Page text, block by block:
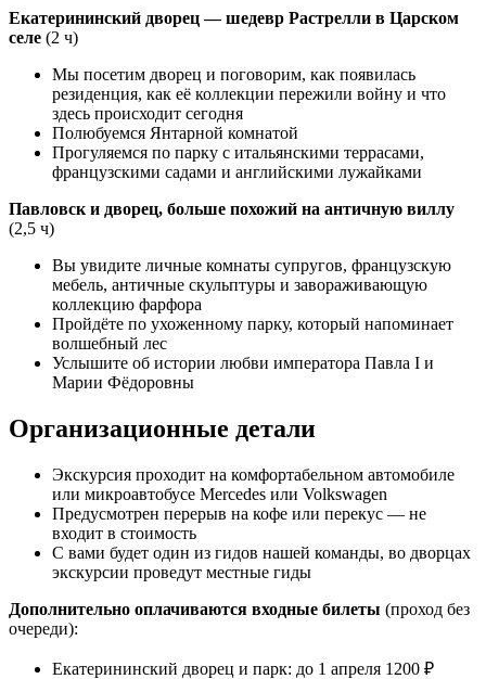
Екатерининский дворец — шедевр Растрелли в Царском
селе (2 ч)
Мы посетим дворец и поговорим, как появилась
резиденция, как её коллекции пережили войну и что
здесь происходит сегодня
Полюбуемся Янтарной комнатой
Прогуляемся по парку с итальянскими террасами,
французскими садами и английскими лужайками
Павловск и дворец, больше похожий на античную виллу
(2,5 ч)
Вы увидите личные комнаты супругов, французскую
мебель, античные скульптуры и завораживающую
коллекцию фарфора
Пройдёте по ухоженному парку, который напоминает
волшебный лес
Услышите об истории любви императора Павла I и
Марии Фёдоровны
Организационные детали
Экскурсия проходит на комфортабельном автомобиле
или микроавтобусе Mercedes или Volkswagen
Предусмотрен перерыв на кофе или перекус — не
входит в стоимость
С вами будет один из гидов нашей команды, во дворцах
экскурсии проведут местные гиды
Дополнительно оплачиваются входные билеты (проход без
очереди):
Екатерининский дворец и парк: до 1 апреля 1200 ₽